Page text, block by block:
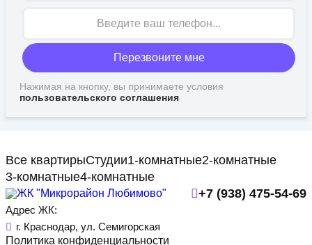
Перезвоните мне
Нажимая на кнопку, вы принимаете условия
пользовательского соглашения
Все квартирыСтудии1-комнатные2-комнатные
3-комнатные4-комнатные
Адрес ЖК:
г. Краснодар, ул. Семигорская
+7 (938) 475-54-69
Политика конфиденциальности